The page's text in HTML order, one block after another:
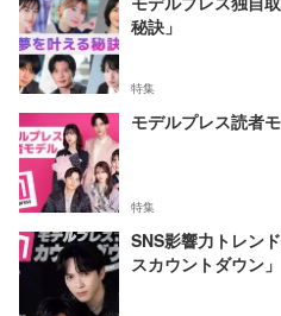
秘訣」
特集
モデルプレス読者
特集
SNS影響力トレン
スカウントダウン」